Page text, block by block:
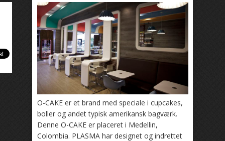
O-CAKE er et brand med speciale i cupcakes,
boller og andet typisk amerikansk bagværk.
Denne O-CAKE er placeret i Medellin,
Colombia. PLASMA har designet og indrettet